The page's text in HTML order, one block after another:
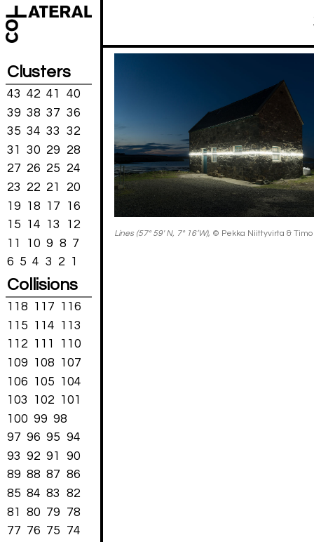
Clusters
43 42 41
40
39 38 37 36
35 34 33
32
31
30 29
28
27 26 25
24
23
22 21
20
19
18 17
16
15
14 13
12
11
10 9 8 7
6 5 4 3 2 1
Collisions
118 117
116
115
114
113
112
111
110
109
108
107
106
105
104
103
102
101
100 99 98
97 96 95 94
93 92 91
90
89 88 87 86
85 84 83
82
81
80 79
78
77 76 75
74
Lines (57° 59′ N, 7° 16’W), © Pekka Niittyvirta & Timo